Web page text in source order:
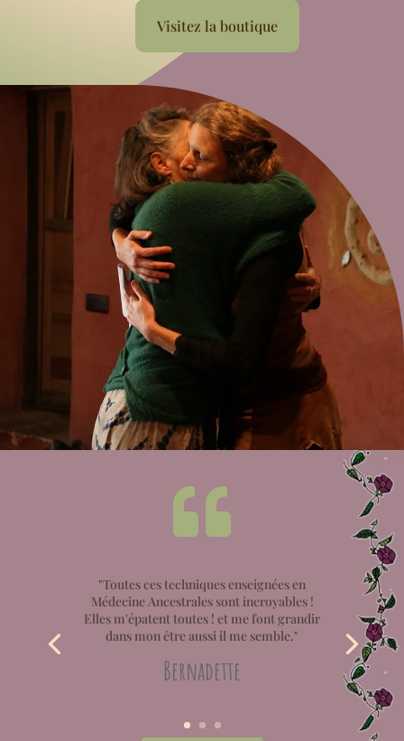
Visitez la boutique

"Toutes ces techniques enseignées en
Médecine Ancestrales sont incroyables !
Elles m'épatent toutes ! et me font grandir
dans mon être aussi il me semble."
Bernadette